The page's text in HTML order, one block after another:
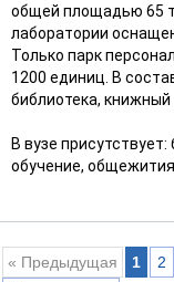
общей площадью 65
лаборатории
Только парк
1200 единиц. В
библиотека, книжный
В вузе
обучение,
« Предыдущая 1 2